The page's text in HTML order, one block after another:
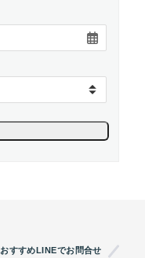
おすすめLINEでお問合せ